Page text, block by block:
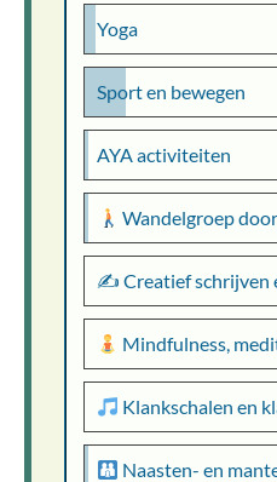
Yoga
Sport en bewegen
AYA activiteiten
Wandelgroep
✍️ Creatief schrijven
Mindfulness,
Klankschalen en
Naasten- en